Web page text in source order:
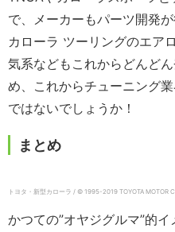
で、メーカーもパーツ開発
カローラ ツーリングのエア
気系などもこれからどんど
め、これからチューニング
ではないでしょうか！
まとめ
トヨタ・新型カローラ / © 1995-2019 TOYOTA MOTOR
かつての”オヤジグルマ”的